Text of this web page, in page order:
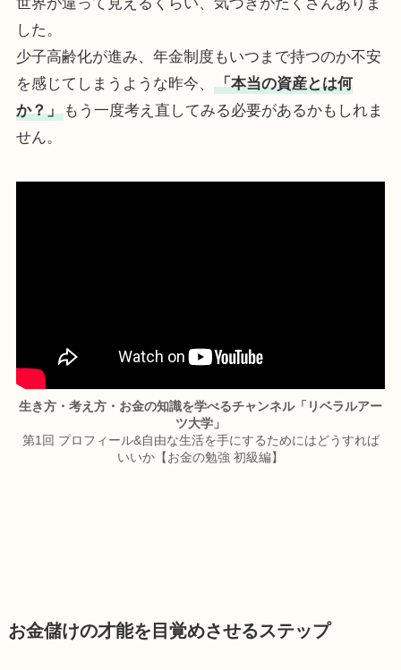
した。
少子高齢化が進み、年金制度もいつまで持つのか不安
を感じてしまうような昨今、
「本当の資産とは何
か？」もう一度考え直してみる必要があるかもしれま
せん。
生き方・考え方・お金の知識を学べるチャンネル「リベラルアー
ツ大学」
第1回 プロフィール&自由な生活を手にするためにはどうすれば
いいか【お金の勉強 初級編】
お金儲けの才能を目覚めさせるステップ